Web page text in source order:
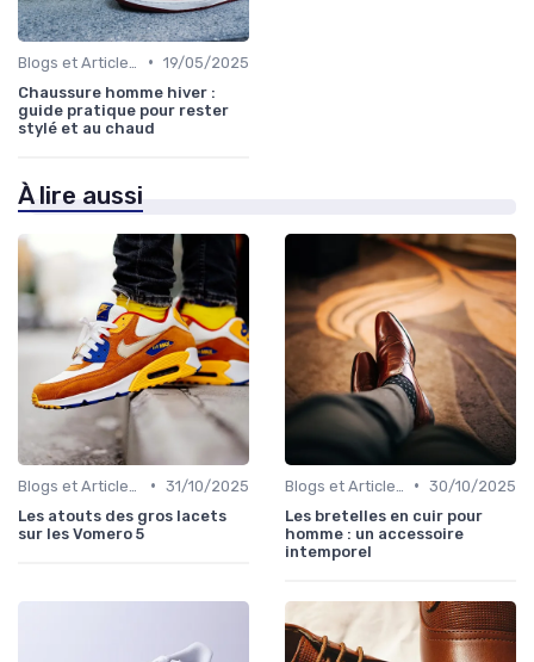
• 19/05/2025
Chaussure homme hiver :
guide pratique pour rester
stylé et au chaud
À lire aussi
• 31/10/2025
Les atouts des gros lacets
sur les Vomero 5
• 30/10/2025
Les bretelles en cuir pour
homme : un accessoire
intemporel